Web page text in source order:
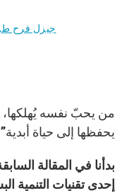
جيزل فرح
من يحبّ نفسه
يحفظها إلى حياة أبدية”
بدأنا في المقالة
إحدى تقنيات التنمية